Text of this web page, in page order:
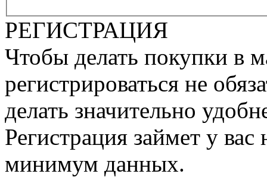
РЕГИСТРАЦИЯ
Чтобы делать покупки в
регистрироваться не
делать значительно
Регистрация займет у
минимум данных.